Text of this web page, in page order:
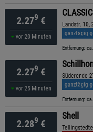
2.279 €
vor 20 Minuten
CLASSIC
Landstr. 10,
ganztägig
Entfernung:
2.279 €
vor 25 Minuten
Süderende
ganztägig
Entfernung:
2.289 €
Shell